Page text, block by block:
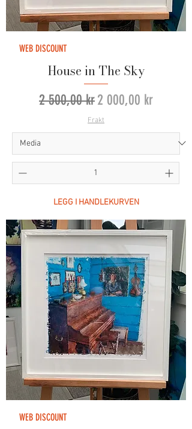
WEB DISCOUNT
House in The Sky
Vanlig pris
2 500,00 krSalgspris
2 000,00 kr
Frakt
LEGG I HANDLEKURVEN
WEB DISCOUNT